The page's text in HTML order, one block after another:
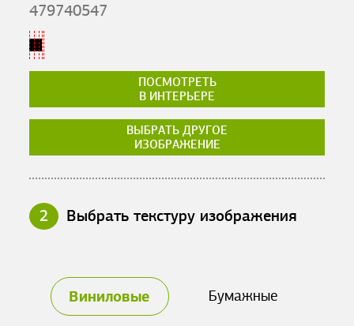
479740547
ПОСМОТРЕТЬ
В ИНТЕРЬЕРЕ
ВЫБРАТЬ ДРУГОЕ
ИЗОБРАЖЕНИЕ
2 Выбрать текстуру изображения
Виниловые Бумажные